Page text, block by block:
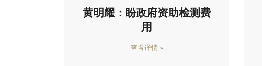
黄明耀：盼政府资助检测费
用
查看详情 »